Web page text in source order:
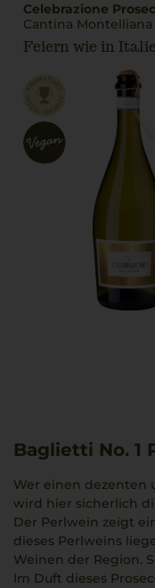
Celebrazione
Cantina Montelliana
Feiern wie in
Baglietti No. 1
Wer einen dezenten
wird hier sicherlich
Der Perlwein zeigt
dieses Perlweins
Weinen der Region.
Im Duft dieses